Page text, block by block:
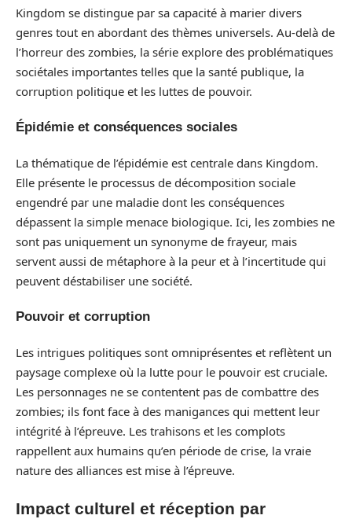
Kingdom se distingue par sa capacité à marier divers
genres tout en abordant des thèmes universels. Au-delà de
l’horreur des zombies, la série explore des problématiques
sociétales importantes telles que la santé publique, la
corruption politique et les luttes de pouvoir.
Épidémie et conséquences sociales
La thématique de l’épidémie est centrale dans Kingdom.
Elle présente le processus de décomposition sociale
engendré par une maladie dont les conséquences
dépassent la simple menace biologique. Ici, les zombies ne
sont pas uniquement un synonyme de frayeur, mais
servent aussi de métaphore à la peur et à l’incertitude qui
peuvent déstabiliser une société.
Pouvoir et corruption
Les intrigues politiques sont omniprésentes et reflètent un
paysage complexe où la lutte pour le pouvoir est cruciale.
Les personnages ne se contentent pas de combattre des
zombies; ils font face à des manigances qui mettent leur
intégrité à l’épreuve. Les trahisons et les complots
rappellent aux humains qu’en période de crise, la vraie
nature des alliances est mise à l’épreuve.
Impact culturel et réception par